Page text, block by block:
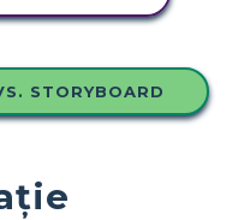
STORYBOARD